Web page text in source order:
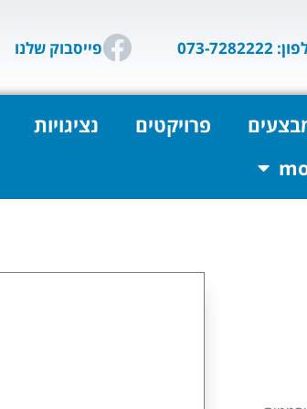
7282222 פייסבוק שלנו
פרויקטים נציגויות